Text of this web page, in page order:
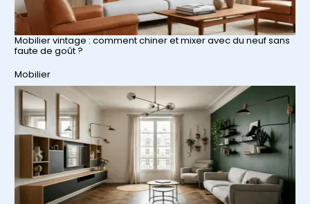
Mobilier vintage : comment chiner et mixer avec du neuf sans
faute de goût ?
Par rapport à
Mobilier